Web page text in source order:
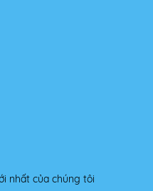
nhất của chúng tôi